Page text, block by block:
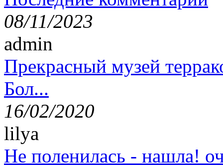
08/11/2023
admin
Прекрасный музей
Бол...
16/02/2020
lilya
Не поленилась - нашла!